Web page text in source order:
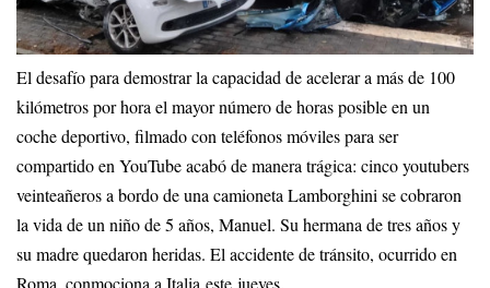
El desafío para demostrar la capacidad de acelerar a más de 100
kilómetros por hora el mayor número de horas posible en un
coche deportivo, filmado con teléfonos móviles para ser
compartido en YouTube acabó de manera trágica: cinco youtubers
veinteañeros a bordo de una camioneta Lamborghini se cobraron
la vida de un niño de 5 años, Manuel. Su hermana de tres años y
su madre quedaron heridas. El accidente de tránsito, ocurrido en